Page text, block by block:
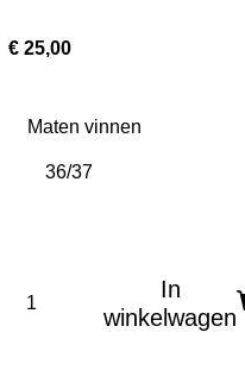
€ 25,00
Maten vinnen
In
winkelwagen